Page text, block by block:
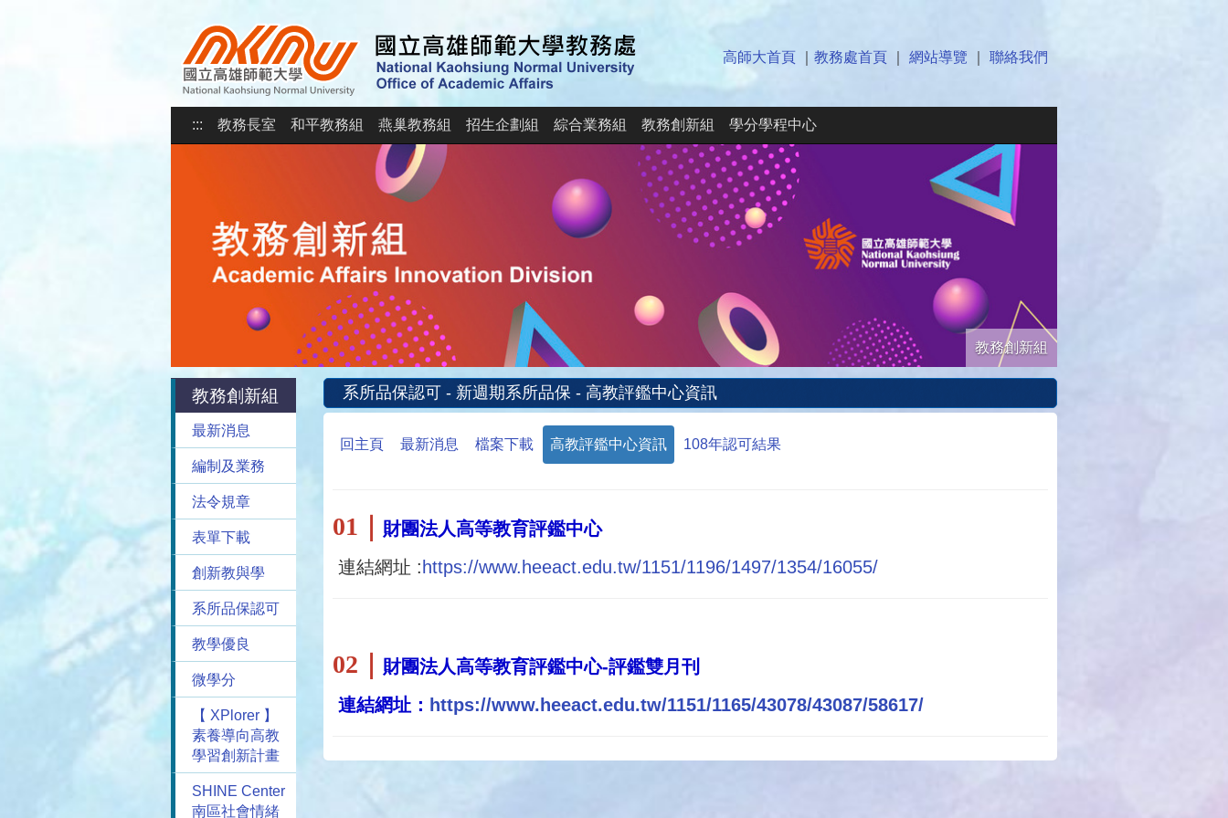
高師大首頁 教務處首頁 網站導覽 聯絡我們
::: 教務長室 和平教務組 燕巢教務組 招生企劃組 綜合業務組 教務創新組 學分學程中心
教務創新組
教務創新組
最新消息
編制及業務
法令規章
表單下載
創新教與學
系所品保認可
教學優良
微學分
【 XPlorer 】
素養導向高教
學習創新計畫
SHINE Center
南區社會情緒
系所品保認可 - 新週期系所品保 - 高教評鑑中心資訊
回主頁 最新消息 檔案下載 高教評鑑中心資訊 108年認可結果
01
財團法人高等教育評鑑中心
連結網址 : https://www.heeact.edu.tw/1151/1196/1497/1354/16055/
02
財團法人高等教育評鑑中心-評鑑雙月刊
連結網址： https://www.heeact.edu.tw/1151/1165/43078/43087/58617/